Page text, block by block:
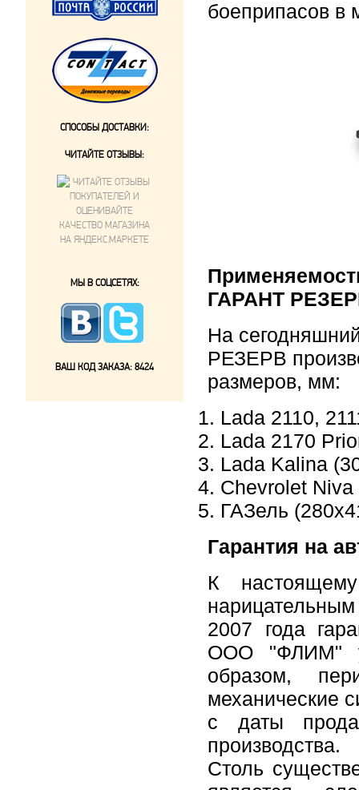
боеприпасов в
ГАРАНТ
На
РЕЗЕРВ
размеров, мм:
Lada 2110,
Lada 2170
Lada Kalina
Chevrolet
ГАЗель
Гарантия на
К
2007 года
ООО "ФЛИМ"
образом,
механические
с даты
производства.
Столь
СПОСОБЫ ДОСТАВКИ:
ЧИТАЙТЕ ОТЗЫВЫ:
МЫ В СОЦСЕТЯХ:
ВАШ КОД ЗАКАЗА: 8424